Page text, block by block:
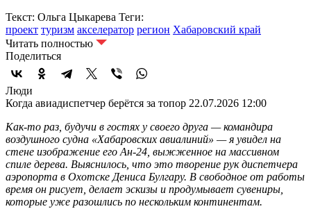
Текст: Ольга Цыкарева Теги:
проект туризм акселератор регион Хабаровский край
Читать полностью
Поделиться
Люди
Когда авиадиспетчер берётся за топор 22.07.2026 12:00
Как-то раз, будучи в гостях у своего друга — командира
воздушного судна «Хабаровских авиалиний» — я увидел на
стене изображение его Ан-24, выжженное на массивном
спиле дерева. Выяснилось, что это творение рук диспетчера
аэропорта в Охотске Дениса Булгару. В свободное от работы
время он рисует, делает эскизы и продумывает сувениры,
которые уже разошлись по нескольким континентам.